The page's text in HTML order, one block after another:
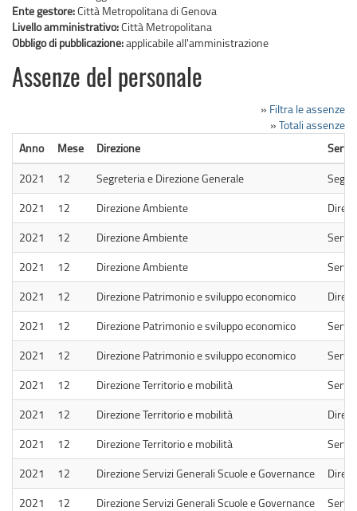
Ente gestore:Città Metropolitana di Genova
Livello amministrativo:Città Metropolitana
Obbligo di pubblicazione:applicabile all'amministrazione
Assenze del personale
» Filtra le assenze
» Totali assenze
Anno
Mese Direzione
2021
12 Segreteria e Direzione Generale
2021
12 Direzione Ambiente
2021
12 Direzione Ambiente
2021
12 Direzione Ambiente
2021
12 Direzione Patrimonio e sviluppo economico
2021
12 Direzione Patrimonio e sviluppo economico
2021
12 Direzione Patrimonio e sviluppo economico
2021
12 Direzione Territorio e mobilità
2021
12 Direzione Territorio e mobilità
2021
12 Direzione Territorio e mobilità
2021
12 Direzione Servizi Generali Scuole e Governance
2021
12 Direzione Servizi Generali Scuole e Governance